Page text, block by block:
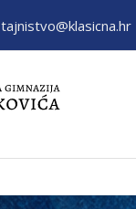
tajnistvo@klasicna.hr